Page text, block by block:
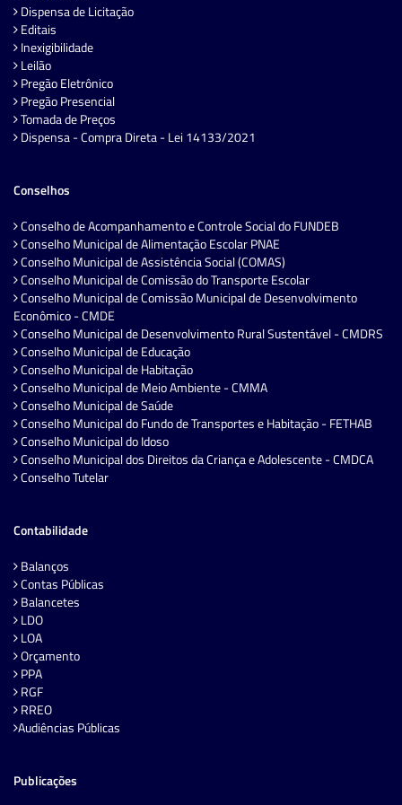
Dispensa de Licitação
Editais
Inexigibilidade
Leilão
Pregão Eletrônico
Pregão Presencial
Tomada de Preços
Dispensa - Compra Direta - Lei 14133/2021
Conselhos
Conselho de Acompanhamento e Controle Social do FUNDEB
Conselho Municipal de Alimentação Escolar PNAE
Conselho Municipal de Assistência Social (COMAS)
Conselho Municipal de Comissão do Transporte Escolar
Conselho Municipal de Comissão Municipal de Desenvolvimento
Econômico - CMDE
Conselho Municipal de Desenvolvimento Rural Sustentável - CMDRS
Conselho Municipal de Educação
Conselho Municipal de Habitação
Conselho Municipal de Meio Ambiente - CMMA
Conselho Municipal de Saúde
Conselho Municipal do Fundo de Transportes e Habitação - FETHAB
Conselho Municipal do Idoso
Conselho Municipal dos Direitos da Criança e Adolescente - CMDCA
Conselho Tutelar
Contabilidade
Balanços
Contas Públicas
Balancetes
LDO
LOA
Orçamento
PPA
RGF
RREO
Audiências Públicas
Publicações